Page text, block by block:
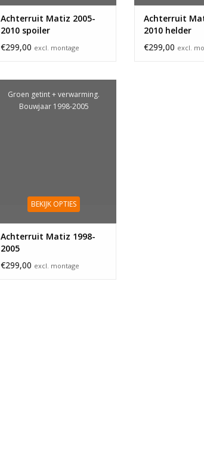
Achterruit Matiz 2005-
2010 spoiler
€299,00 excl. montage
Achterruit
2010 helder
€299,00 excl.
Groen getint + verwarming.
Bouwjaar 1998-2005
BEKIJK OPTIES
Achterruit Matiz 1998-
2005
€299,00 excl. montage